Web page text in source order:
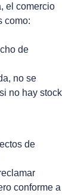
el comercio
como:
de
no se
no hay stock
de
conforme a